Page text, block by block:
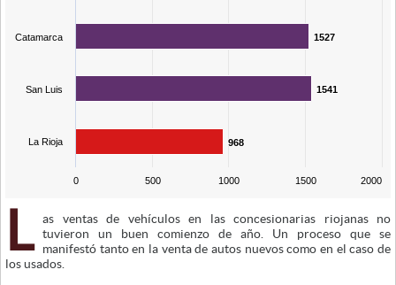
1527
1527
1541
1541
968
968
Catamarca
San Luis
La Rioja
0 500 1000 1500 2000
L
as ventas de vehículos en las concesionarias riojanas no
tuvieron un buen comienzo de año. Un proceso que se
manifestó tanto en la venta de autos nuevos como en el caso de
los usados.